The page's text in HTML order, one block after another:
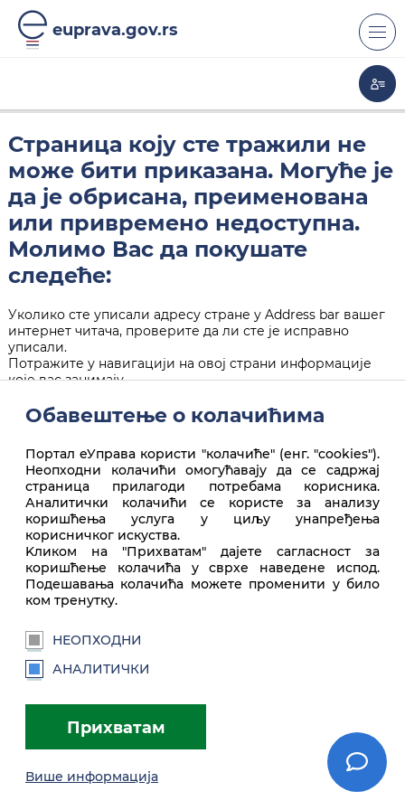
euprava.gov.rs
Страница коју сте тражили не
може бити приказана. Могуће је
да је обрисана, преименована
или привремено недоступна.
Молимо Вас да покушате
следеће:
Уколико сте уписали адресу стране у Address bar вашег
интернет читача, проверите да ли сте је исправно
уписали.
Потражите у навигацији на овој страни информације
које вас занимају.
Врх стране
euprava.gov.rs
Услови коришћења
Обавештење о колачићима
Портал еУправа користи "колачиће" (енг. "cookies").
Неопходни колачићи омогућавају да се садржај
страница прилагоди потребама корисника.
Аналитички колачићи се користе за анализу
коришћења услуга у циљу унапређења
корисничког искуства.
Kликом на "Прихватам" дајете сагласност за
коришћење колачића у сврхе наведене испод.
Подешавања колачића можете променити у било
ком тренутку.
НЕОПХОДНИ
АНАЛИТИЧКИ
Прихватам
Више информација